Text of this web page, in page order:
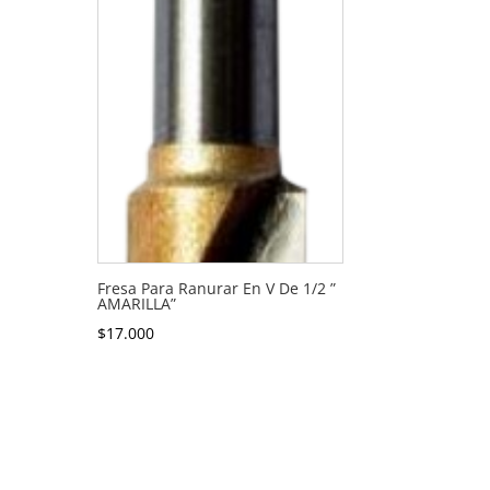
Fresa Para Ranurar En V De 1/2 ”
AMARILLA”
$17.000